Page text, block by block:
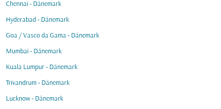
Chennai - Dänemark
Hyderabad - Dänemark
Goa / Vasco da Gama - Dänemark
Mumbai - Dänemark
Kuala Lumpur - Dänemark
Trivandrum - Dänemark
Lucknow - Dänemark